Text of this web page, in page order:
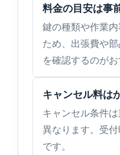
料金の目安は事
鍵の種類や作業
ため、出張費や
を確認するのがお
キャンセル料は
キャンセル条件
異なります。受
です。